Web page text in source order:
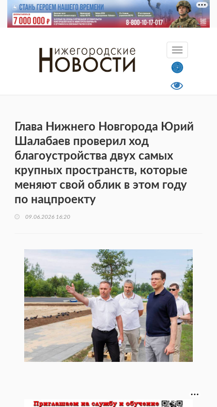
Глава Нижнего Новгорода Юрий
Шалабаев проверил ход
благоустройства двух самых
крупных пространств, которые
меняют свой облик в этом году
по нацпроекту
09.06.2026 16:20